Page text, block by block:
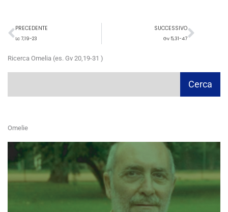
Precedente
PRECEDENTE
Lc 7,19-23
SUCCESSIVO
Gv 5,31-47
Ricerca Omelia (es. Gv 20,19-31 )
Cerca
Omelie